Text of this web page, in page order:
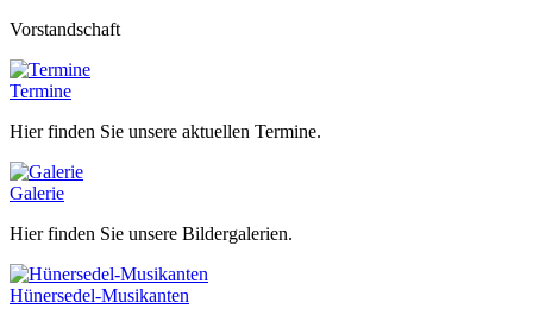
Vorstandschaft
Termine
Hier finden Sie unsere aktuellen Termine.
Galerie
Hier finden Sie unsere Bildergalerien.
Hünersedel-Musikanten